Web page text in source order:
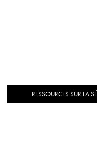
RESSOURCES SUR LA